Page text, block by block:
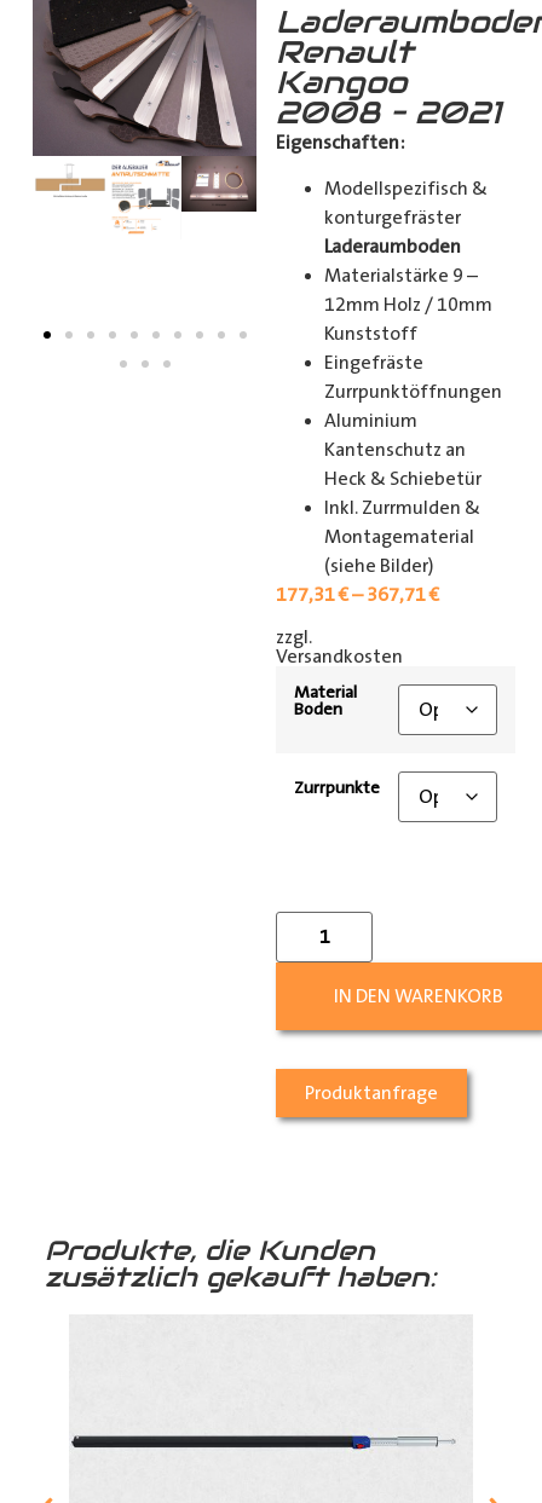
Renault
Kangoo
2008 – 2021
Eigenschaften:
Modellspezifisch &
konturgefräster
Laderaumboden
Materialstärke 9 –
12mm Holz / 10mm
Kunststoff
Eingefräste
Zurrpunktöffnungen
Aluminium
Kantenschutz an
Heck & Schiebetür
Inkl. Zurrmulden &
Montagematerial
(siehe Bilder)
177,31€–367,71€
zzgl.
Versandkosten
Material
Boden
Zurrpunkte
IN DEN WARENKORB
Produktanfrage
Produkte, die Kunden
zusätzlich gekauft haben: